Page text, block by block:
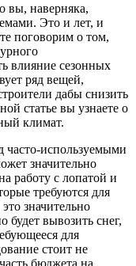
вы, наверняка,
Это и лет, и
поговорим о том,
влияние сезонных
ряд вещей,
дабы снизить
статье вы узнаете о
климат.
часто-используемыми
значительно
работу с лопатой и
требуются для
значительно
будет вывозить снег,
для
стоит не
бюджета на